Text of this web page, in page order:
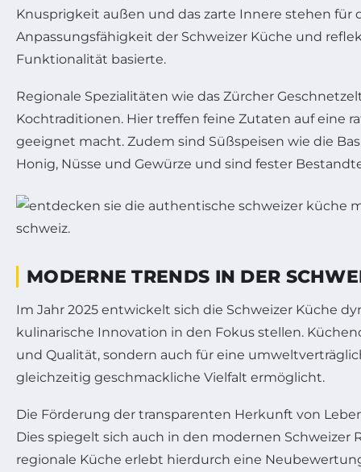
Knusprigkeit außen und das zarte Innere stehen für
Anpassungsfähigkeit der Schweizer Küche und
Funktionalität basierte.
Regionale Spezialitäten wie das Zürcher
Kochtraditionen. Hier treffen feine Zutaten auf eine
geeignet macht. Zudem sind Süßspeisen wie die
Honig, Nüsse und Gewürze und sind fester
MODERNE TRENDS IN DER
Im Jahr 2025 entwickelt sich die Schweizer Küche
kulinarische Innovation in den Fokus stellen.
und Qualität, sondern auch für eine
gleichzeitig geschmackliche Vielfalt ermöglicht.
Die Förderung der transparenten Herkunft von
Dies spiegelt sich auch in den modernen Schweizer
regionale Küche erlebt hierdurch eine